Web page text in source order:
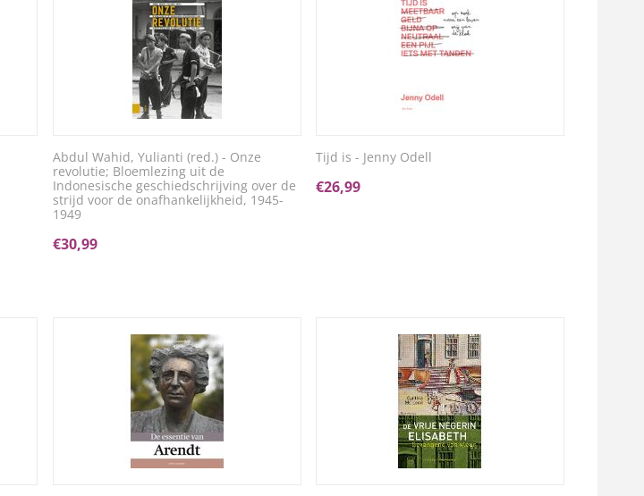
Abdul Wahid, Yulianti (red.) - Onze
revolutie; Bloemlezing uit de
Indonesische geschiedschrijving over de
strijd voor de onafhankelijkheid, 1945-
1949
€30,99
Tijd is - Jenny Odell
€26,99